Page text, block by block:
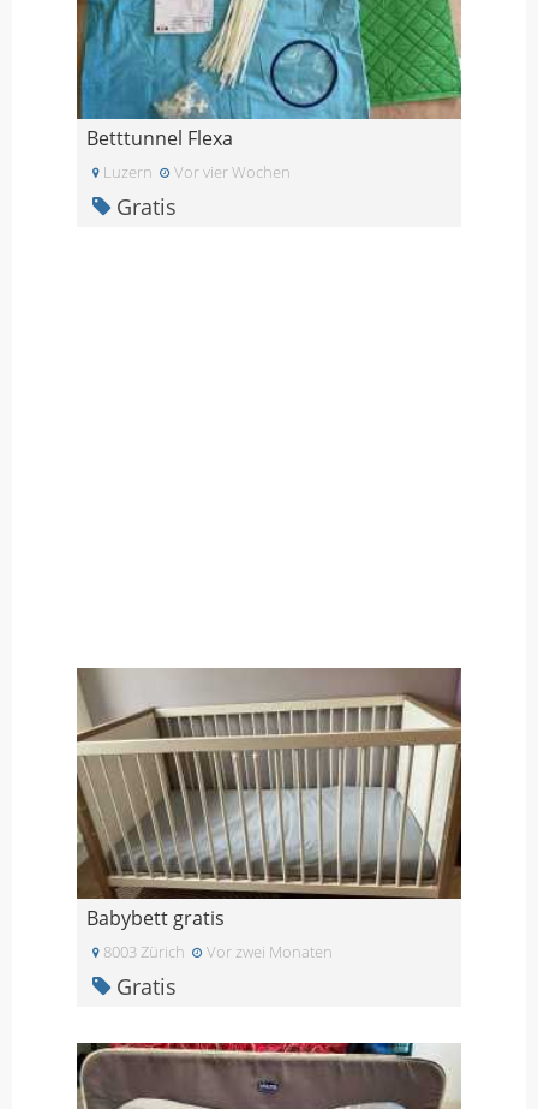
Betttunnel Flexa
Luzern Vor vier Wochen
Gratis
Babybett gratis
8003 Zürich Vor zwei Monaten
Gratis